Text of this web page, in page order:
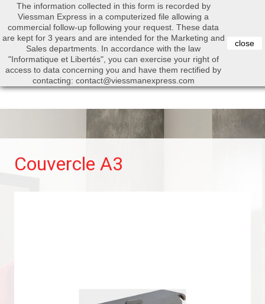
 
Search
Couvercle A3
The information collected in this form is recorded by
Viessman Express in a computerized file allowing a
commercial follow-up following your request. These data
are kept for 3 years and are intended for the Marketing and
Sales departments. In accordance with the law
"Informatique et Libertés", you can exercise your right of
access to data concerning you and have them rectified by
contacting: contact@viessmanexpress.com
close